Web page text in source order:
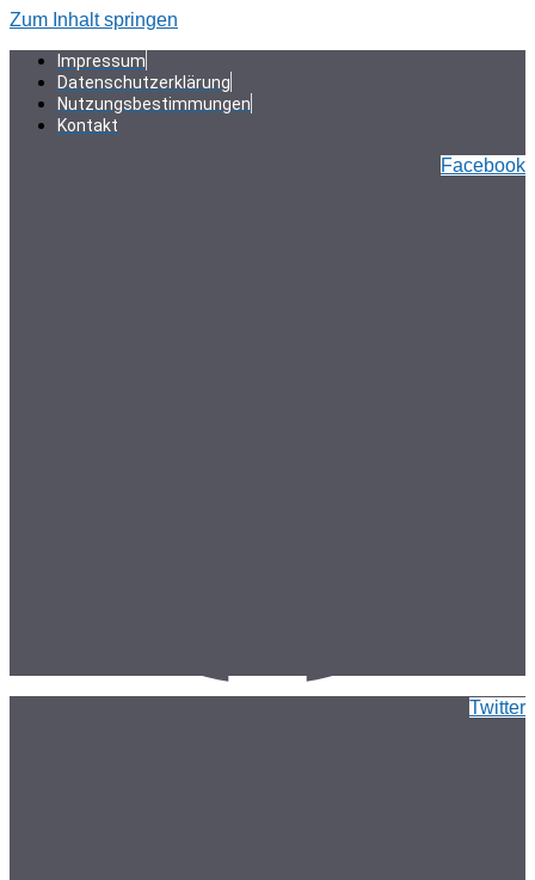
Zum Inhalt springen
Impressum
Datenschutzerklärung
Nutzungsbestimmungen
Kontakt
Facebook
Twitter